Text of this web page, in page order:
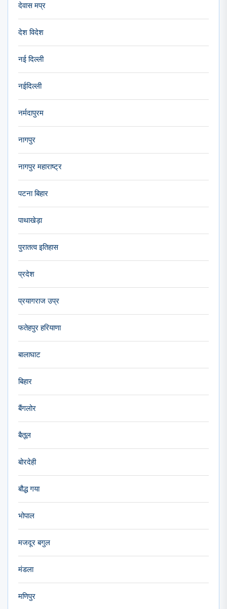
देवास मप्र
देश विदेश
नई दिल्ली
नईदिल्ली
नर्मदापुरम
नागपुर
नागपुर महाराष्ट्र
पटना बिहार
पाथाखेड़ा
पुरातत्व इतिहास
प्रदेश
प्रयागराज उप्र
फतेहपुर हरियाणा
बालाघाट
बिहार
बैंगलोर
बैतूल
बोरदेही
बौद्ध गया
भोपाल
मजदूर बगुल
मंडला
मणिपुर